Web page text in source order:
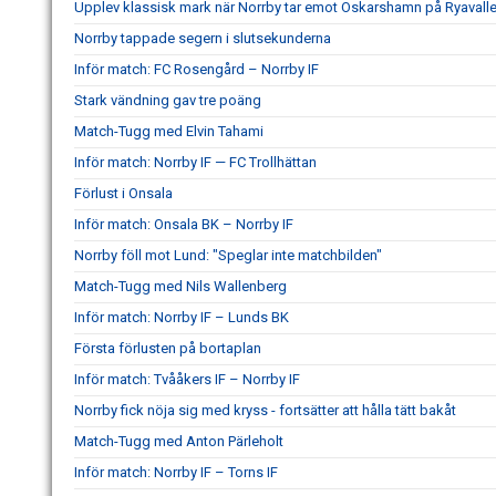
Upplev klassisk mark när Norrby tar emot Oskarshamn på
Norrby tappade segern i slutsekunderna
Inför match: FC Rosengård – Norrby IF
Stark vändning gav tre poäng
Match-Tugg med Elvin Tahami
Inför match: Norrby IF — FC Trollhättan
Förlust i Onsala
Inför match: Onsala BK – Norrby IF
Norrby föll mot Lund: "Speglar inte matchbilden"
Match-Tugg med Nils Wallenberg
Inför match: Norrby IF – Lunds BK
Första förlusten på bortaplan
Inför match: Tvååkers IF – Norrby IF
Norrby fick nöja sig med kryss - fortsätter att hålla tätt bakåt
Match-Tugg med Anton Pärleholt
Inför match: Norrby IF – Torns IF